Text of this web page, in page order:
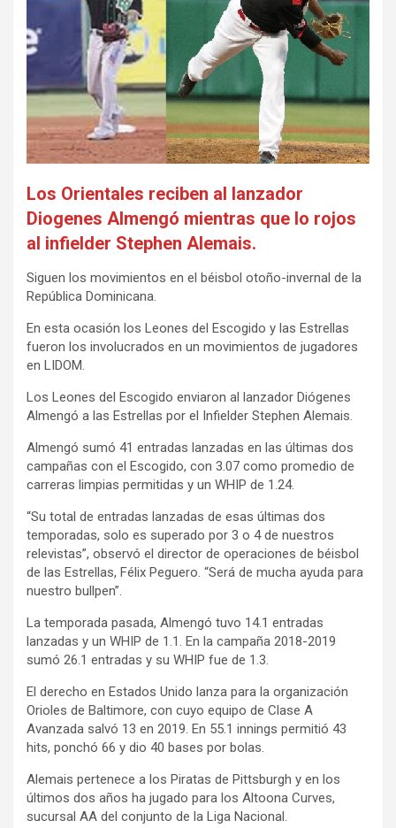
Los Orientales reciben al lanzador
Diogenes Almengó mientras que lo rojos
al infielder Stephen Alemais.
Siguen los movimientos en el béisbol otoño-invernal de la
República Dominicana.
En esta ocasión los Leones del Escogido y las Estrellas
fueron los involucrados en un movimientos de jugadores
en LIDOM.
Los Leones del Escogido enviaron al lanzador Diógenes
Almengó a las Estrellas por el Infielder Stephen Alemais.
Almengó sumó 41 entradas lanzadas en las últimas dos
campañas con el Escogido, con 3.07 como promedio de
carreras limpias permitidas y un WHIP de 1.24.
“Su total de entradas lanzadas de esas últimas dos
temporadas, solo es superado por 3 o 4 de nuestros
relevistas”, observó el director de operaciones de béisbol
de las Estrellas, Félix Peguero. “Será de mucha ayuda para
nuestro bullpen”.
La temporada pasada, Almengó tuvo 14.1 entradas
lanzadas y un WHIP de 1.1. En la campaña 2018-2019
sumó 26.1 entradas y su WHIP fue de 1.3.
El derecho en Estados Unido lanza para la organización
Orioles de Baltimore, con cuyo equipo de Clase A
Avanzada salvó 13 en 2019. En 55.1 innings permitió 43
hits, ponchó 66 y dio 40 bases por bolas.
Alemais pertenece a los Piratas de Pittsburgh y en los
últimos dos años ha jugado para los Altoona Curves,
sucursal AA del conjunto de la Liga Nacional.